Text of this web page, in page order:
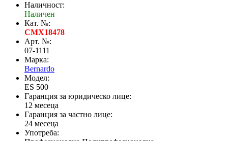
Наличност:
Наличен
Кат. №:
CMX18478
Арт. №:
07-1111
Марка:
Bernardo
Модел:
ES 500
Гаранция за юридическо лице:
12 месеца
Гаранция за частно лице:
24 месеца
Употреба: